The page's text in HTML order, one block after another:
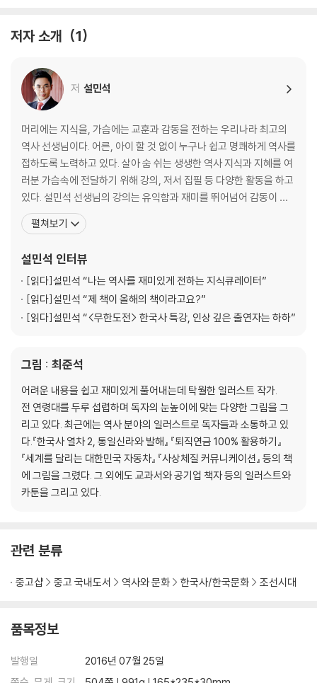
- 동생 이방원(태종)을 ‘왕세자’로 선언하다
【 제3대 태종 】
진짜 호랑이. 조선 유일! 과거에 합격한 임금? 왕권을 강화하다!·77
- 피로 잡은 왕좌, 참된 왕권을 선보이다
- 자발적인 의지로 왕위에서 내려온 유일한 임금
【 제4대 세종 】
위대한 호랑이. 백성의, 백성에 의한, 백성을 위한 임금·101
- 노력하는 천재, 세종!
- 행복한 백성들 뒤에는 뼈 빠지게 고생하는 신하들이 있었다?!
【 제5대 문종 】
피곤한 호랑이. 세자만 30년, 아버지 세종을 쏙 닮은 임금·139
- 문종(文宗)은 사실 무종(武宗)이어야 했다?!
【 제6대 단종 】
- 단종이 고명대신에게 의지할 수밖에 없었던 이유
- 수양대군, 조카인 어린 왕에게 칼을 겨누다!
【 제7대 세조 】
무서운 호랑이. 피로써 이룬 세조의 ‘왕권 강화’·165
- 모사꾼 한명회, 수양대군을 왕으로 만들기 위해 살생부를 만들다
- 형제와 조카를 죽이고 이룩한 왕권 강화
【 제8대 예종 】
- 아버지 세조처럼 왕권강화를 꿈꿨던 임금
【 제9대 성종 】
모범생 호랑이. 조선 최고의 모범 임금·197
저자 소개 1
저 설민석
머리에는 지식을, 가슴에는 교훈과 감동을 전하는 우리나라 최고의
역사 선생님이다. 어른, 아이 할 것 없이 누구나 쉽고 명쾌하게 역사를
접하도록 노력하고 있다. 살아 숨 쉬는 생생한 역사 지식과 지혜를 여
러분 가슴속에 전달하기 위해 강의, 저서 집필 등 다양한 활동을 하고
있다. 설민석 선생님의 강의는 유익함과 재미를 뛰어넘어 감동이 있
다. 사람들이 원하는 메시지, 대중들에게 꼭 필요한 지식을 한국사와
접목하여 남녀노소 누구나 이해하기 쉽게 전달한다. ‘한국사는 지루
운 콘텐츠로 인식된다. 20년 이상을 수험생들을
펼쳐보기
설민석 인터뷰
[읽다]설민석 “나는 역사를 재미있게 전하는 지식큐레이터”
[읽다]설민석 “제 책이 올해의 책이라고요?”
[읽다]설민석 “<무한도전> 한국사 특강, 인상 깊은 출연자는 하하”
그림 : 최준석
어려운 내용을 쉽고 재미있게 풀어내는데 탁월한 일러스트 작가.
전 연령대를 두루 섭렵하며 독자의 눈높이에 맞는 다양한 그림을 그
리고 있다. 최근에는 역사 분야의 일러스트로 독자들과 소통하고 있
다.『한국사 열차 2, 통일신라와 발해』 『퇴직연금 100% 활용하기』
『세계를 달리는 대한민국 자동차』 『사상체질 커뮤니케이션』 등의 책
에 그림을 그렸다. 그 외에도 교과서와 공기업 책자 등의 일러스트와
카툰을 그리고 있다.
관련 분류
중고샵 중고 국내도서 역사와 문화 한국사/한국문화 조선시대
품목정보
발행일
2016년 07월 25일